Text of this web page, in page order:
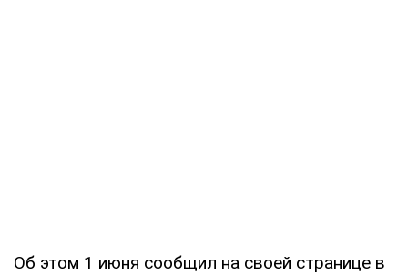
Об этом 1 июня сообщил на своей странице в